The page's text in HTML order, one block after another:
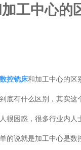
工中心的
控铣床和加工中心的区
底有什么区别，其实这
很困惑，很多行业内人
的说就是加工中心是数